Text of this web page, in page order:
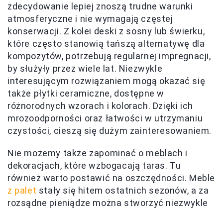
zdecydowanie lepiej znoszą trudne warunki
atmosferyczne i nie wymagają częstej
konserwacji. Z kolei deski z sosny lub świerku,
które często stanowią tańszą alternatywę dla
kompozytów, potrzebują regularnej impregnacji,
by służyły przez wiele lat. Niezwykle
interesującym rozwiązaniem mogą okazać się
także płytki ceramiczne, dostępne w
różnorodnych wzorach i kolorach. Dzięki ich
mrozoodporności oraz łatwości w utrzymaniu
czystości, cieszą się dużym zainteresowaniem.
Nie możemy także zapominać o meblach i
dekoracjach, które wzbogacają taras. Tu
również warto postawić na oszczędności. Meble
z palet stały się hitem ostatnich sezonów, a za
rozsądne pieniądze można stworzyć niezwykle